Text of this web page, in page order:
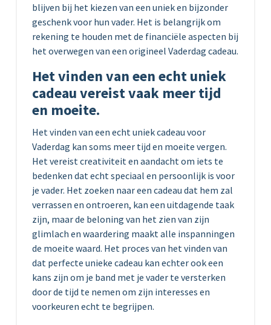
blijven bij het kiezen van een uniek en bijzonder
geschenk voor hun vader. Het is belangrijk om
rekening te houden met de financiële aspecten bij
het overwegen van een origineel Vaderdag cadeau.
Het vinden van een echt uniek
cadeau vereist vaak meer tijd
en moeite.
Het vinden van een echt uniek cadeau voor
Vaderdag kan soms meer tijd en moeite vergen.
Het vereist creativiteit en aandacht om iets te
bedenken dat echt speciaal en persoonlijk is voor
je vader. Het zoeken naar een cadeau dat hem zal
verrassen en ontroeren, kan een uitdagende taak
zijn, maar de beloning van het zien van zijn
glimlach en waardering maakt alle inspanningen
de moeite waard. Het proces van het vinden van
dat perfecte unieke cadeau kan echter ook een
kans zijn om je band met je vader te versterken
door de tijd te nemen om zijn interesses en
voorkeuren echt te begrijpen.